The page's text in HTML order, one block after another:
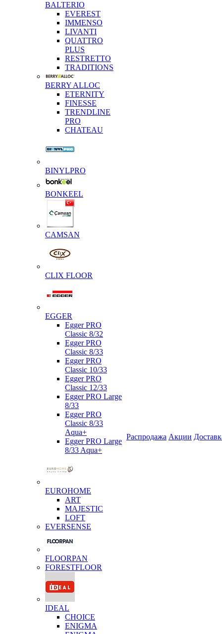
BALTERIO
EVEREST
IMMENSO
LIVANTI
QUATTRO
PLUS
RESTRETTO
TRADITIONS
BERRY ALLOC
ETERNITY
FINESSE
TRENDLINE
PRO
CHATEAU
BINYLPRO
BONKEEL
CAMSAN
CLIX FLOOR
EGGER
Egger PRO
Classic 8/32
Egger PRO
Classic 8/33
Egger PRO
Classic 10/33
Egger PRO
Classic 12/33
Egger PRO Large
8/33
Egger PRO
Classic 8/33
Aqua+
Egger PRO Large
8/33 Aqua+
EUROHOME
ART
MAJESTIC
LOFT
EVERSENSE
FLOORPAN
FORESTFLOOR
IDEAL
CHOICE
ENIGMA
Распродажа Акции